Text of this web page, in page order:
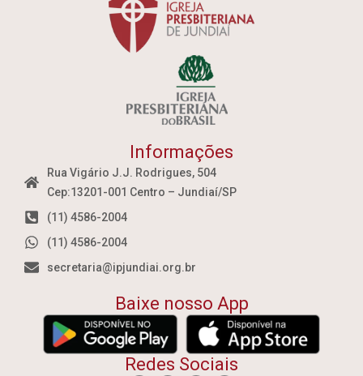
Informações
Rua Vigário J.J. Rodrigues, 504
Cep:13201-001 Centro – Jundiaí/SP
(11) 4586-2004
(11) 4586-2004
secretaria@ipjundiai.org.br
Baixe nosso App
Redes Sociais